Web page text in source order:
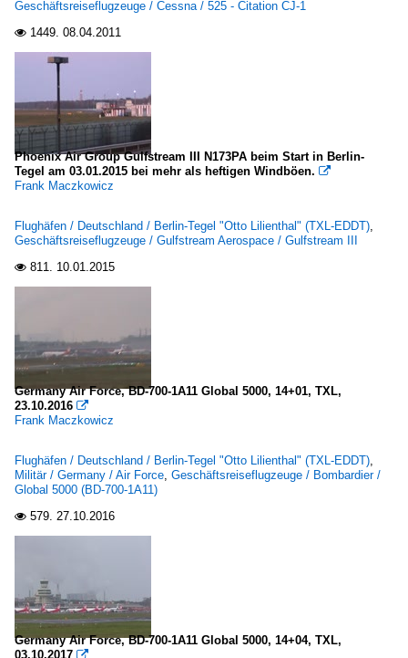
Geschäftsreiseflugzeuge / Cessna / 525 - Citation CJ-1
 1449. 08.04.2011
Phoenix Air Group Gulfstream III N173PA beim Start in Berlin-
Tegel am 03.01.2015 bei mehr als heftigen Windböen. 
Frank Maczkowicz
Flughäfen / Deutschland / Berlin-Tegel "Otto Lilienthal" (TXL-EDDT),
Geschäftsreiseflugzeuge / Gulfstream Aerospace / Gulfstream III
 811. 10.01.2015
Germany Air Force, BD-700-1A11 Global 5000, 14+01, TXL,
23.10.2016 
Frank Maczkowicz
Flughäfen / Deutschland / Berlin-Tegel "Otto Lilienthal" (TXL-EDDT),
Militär / Germany / Air Force, Geschäftsreiseflugzeuge / Bombardier /
Global 5000 (BD-700-1A11)
 579. 27.10.2016
Germany Air Force, BD-700-1A11 Global 5000, 14+04, TXL,
03.10.2017 